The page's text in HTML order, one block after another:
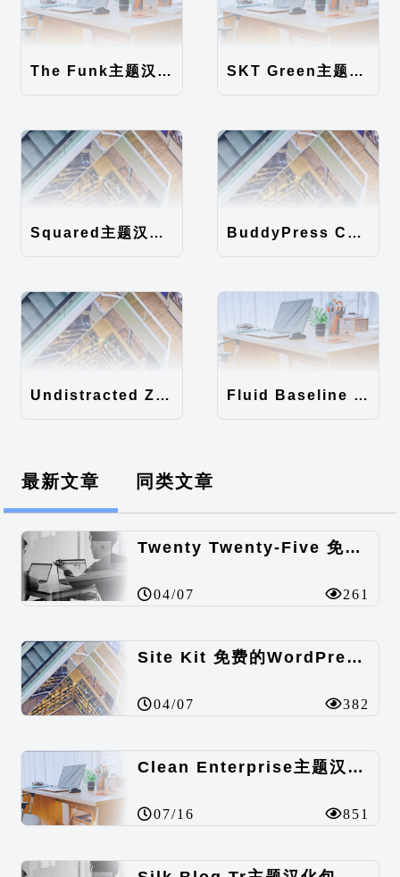
The Funk主题汉化包 SKT Green主题汉化包
Squared主题汉化包 BuddyPress Colours主题汉化包
Undistracted Zen主题汉化包 Fluid Baseline Grid主题汉化包
最新文章 同类文章
Twenty Twenty-Five 免费的WordPress内容主题
04/07 261
Site Kit 免费的WordPress数据统计插件
04/07 382
Clean Enterprise主题汉化包
07/16 851